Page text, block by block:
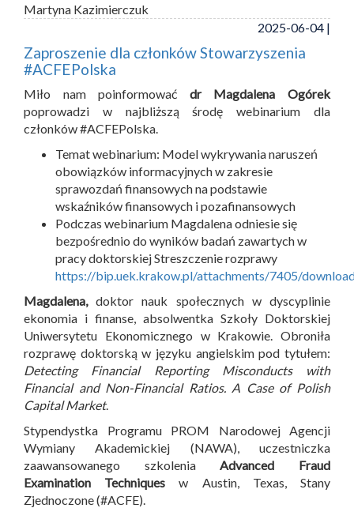
Martyna Kazimierczuk
2025-06-04 |
Zaproszenie dla członków Stowarzyszenia
#ACFEPolska
Miło nam poinformować dr Magdalena Ogórek
poprowadzi w najbliższą środę webinarium dla
członków #ACFEPolska.
Temat webinarium: Model wykrywania naruszeń
obowiązków informacyjnych w zakresie
sprawozdań finansowych na podstawie
wskaźników finansowych i pozafinansowych
Podczas webinarium Magdalena odniesie się
bezpośrednio do wyników badań zawartych w
pracy doktorskiej Streszczenie rozprawy
https://bip.uek.krakow.pl/attachments/7405/
Magdalena, doktor nauk społecznych w dyscyplinie
ekonomia i finanse, absolwentka Szkoły Doktorskiej
Uniwersytetu Ekonomicznego w Krakowie. Obroniła
rozprawę doktorską w języku angielskim pod tytułem:
Detecting Financial Reporting Misconducts with
Financial and Non-Financial Ratios. A Case of Polish
Capital Market.
Stypendystka Programu PROM Narodowej Agencji
Wymiany Akademickiej (NAWA), uczestniczka
zaawansowanego szkolenia Advanced Fraud
Examination Techniques w Austin, Texas, Stany
Zjednoczone (#ACFE).